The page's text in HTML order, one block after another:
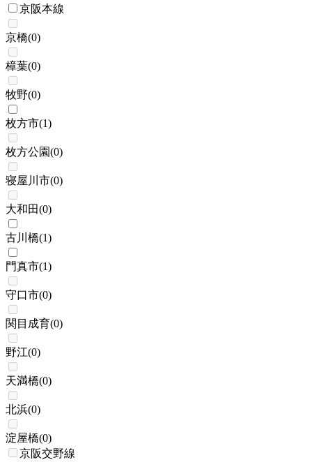
京阪本線
京橋(0)
樟葉(0)
牧野(0)
枚方市(1)
枚方公園(0)
寝屋川市(0)
大和田(0)
古川橋(1)
門真市(1)
守口市(0)
関目成育(0)
野江(0)
天満橋(0)
北浜(0)
淀屋橋(0)
京阪交野線